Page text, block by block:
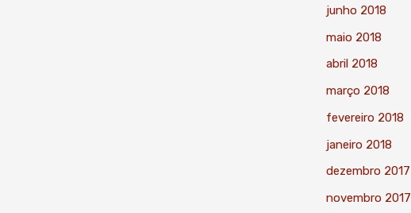
junho 2018
maio 2018
abril 2018
março 2018
fevereiro 2018
janeiro 2018
dezembro 2017
novembro 2017